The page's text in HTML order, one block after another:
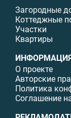
Загородные
Коттеджные
Участки
Квартиры
ИНФОРМАЦИЯ
О проекте
Авторские
Политика
Соглашение